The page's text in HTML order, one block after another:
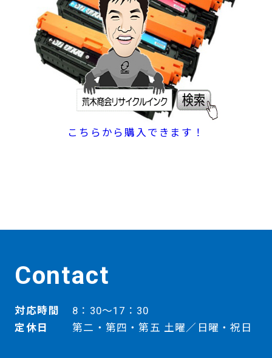
こちらから購入できます！
Contact
対応時間
8：30～17：30
定休日
第二・第四・第五 土曜／日曜・祝日